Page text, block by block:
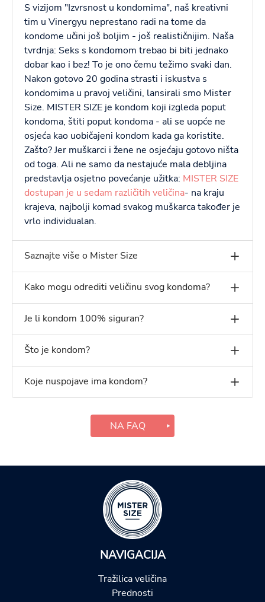
S vizijom "Izvrsnost u kondomima", naš kreativni
tim u Vinergyu neprestano radi na tome da
kondome učini još boljim - još realističnijim. Naša
tvrdnja: Seks s kondomom trebao bi biti jednako
dobar kao i bez! To je ono čemu težimo svaki dan.
Nakon gotovo 20 godina strasti i iskustva s
kondomima u pravoj veličini, lansirali smo Mister
Size. MISTER SIZE je kondom koji izgleda poput
kondoma, štiti poput kondoma - ali se uopće ne
osjeća kao uobičajeni kondom kada ga koristite.
Zašto? Jer muškarci i žene ne osjećaju gotovo ništa
od toga. Ali ne samo da nestajuće mala debljina
predstavlja osjetno povećanje užitka: MISTER SIZE
dostupan je u sedam različitih veličina- na kraju
krajeva, najbolji komad svakog muškarca također je
vrlo individualan.
Saznajte više o Mister Size
Kako mogu odrediti veličinu svog kondoma?
Je li kondom 100% siguran?
Što je kondom?
Koje nuspojave ima kondom?
NA FAQ
NAVIGACIJA
Tražilica veličina
Prednosti